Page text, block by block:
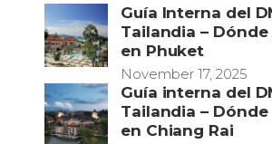
Guía Interna del
Tailandia –
en Phuket
November 17, 2025
Guía interna del
Tailandia –
en Chiang Rai